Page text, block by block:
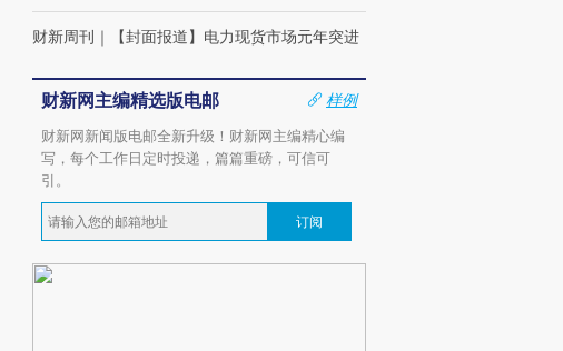
财新周刊 ｜ 【封面报道】电力现货市场元年突进
财新网主编精选版电邮
样例
财新网新闻版电邮全新升级！财新网主编精心编
写，每个工作日定时投递，篇篇重磅，可信可
引。
订阅